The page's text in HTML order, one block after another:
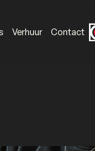
Verhuur Contact